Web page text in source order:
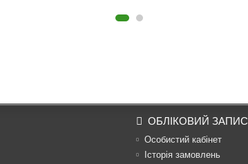
ОБЛІКОВИЙ ЗАПИС
Особистий кабінет
Історія замовлень